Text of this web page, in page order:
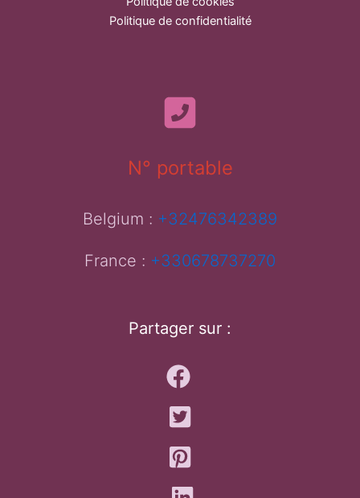
Politique de confidentialité
N° portable
Belgium : +32476342389
France : +330678737270
Partager sur :